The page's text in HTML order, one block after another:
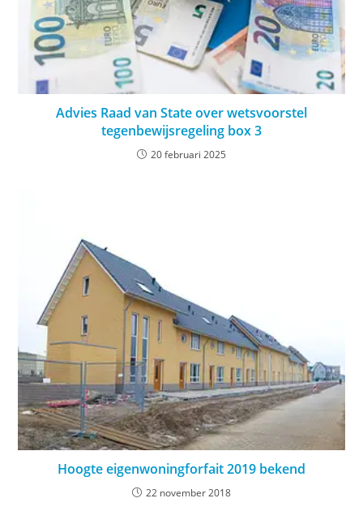
Advies Raad van State over wetsvoorstel
tegenbewijsregeling box 3
20 februari 2025
Hoogte eigenwoningforfait 2019 bekend
22 november 2018